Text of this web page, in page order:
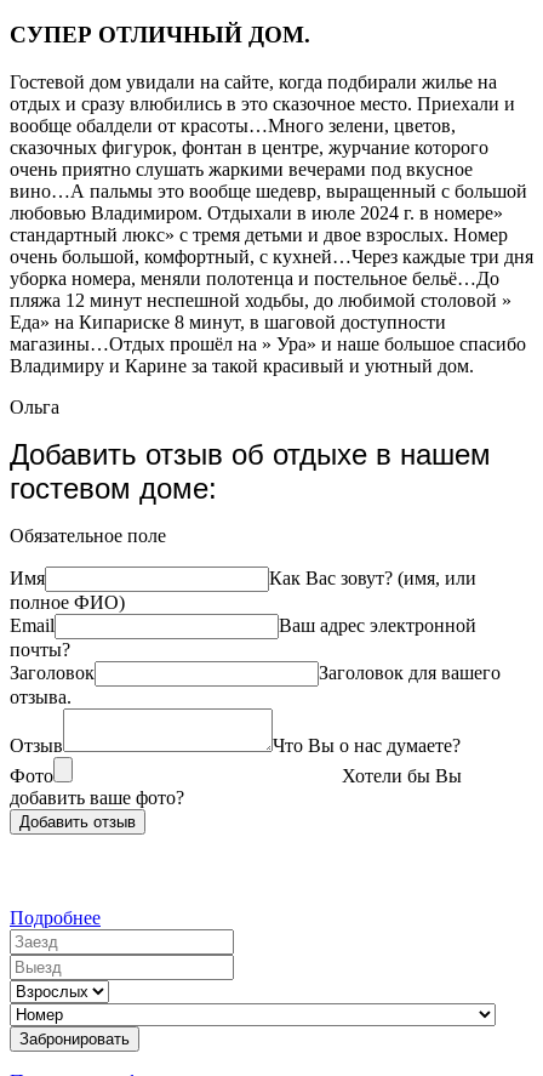
СУПЕР ОТЛИЧНЫЙ ДОМ.
Гостевой дом увидали на сайте, когда подбирали жилье на
отдых и сразу влюбились в это сказочное место. Приехали и
вообще обалдели от красоты…Много зелени, цветов,
сказочных фигурок, фонтан в центре, журчание которого
очень приятно слушать жаркими вечерами под вкусное
вино…А пальмы это вообще шедевр, выращенный с большой
любовью Владимиром. Отдыхали в июле 2024 г. в номере»
стандартный люкс» с тремя детьми и двое взрослых. Номер
очень большой, комфортный, с кухней…Через каждые три дня
уборка номера, меняли полотенца и постельное бельё…До
пляжа 12 минут неспешной ходьбы, до любимой столовой »
Еда» на Кипариске 8 минут, в шаговой доступности
магазины…Отдых прошёл на » Ура» и наше большое спасибо
Владимиру и Карине за такой красивый и уютный дом.
Ольга
Добавить отзыв об отдыхе в нашем
гостевом доме:
Обязательное поле
Имя
Как Вас зовут? (имя, или
полное ФИО)
Email
Ваш адрес электронной
почты?
Заголовок
Заголовок для вашего
отзыва.
Отзыв
Что Вы о нас думаете?
Фото
Хотели бы Вы
добавить ваше фото?
Подробнее
Заезд
Выезд
Взрослых
Номер
Забронировать